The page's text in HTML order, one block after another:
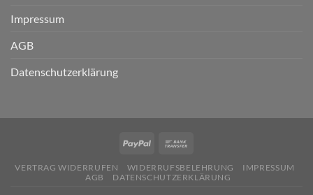
Impressum
AGB
Datenschutzerklärung
VERTRAG WIDERRUFEN WIDERRUFSBELEHRUNG
IMPRESSUM
AGB
DATENSCHUTZERKLÄRUNG